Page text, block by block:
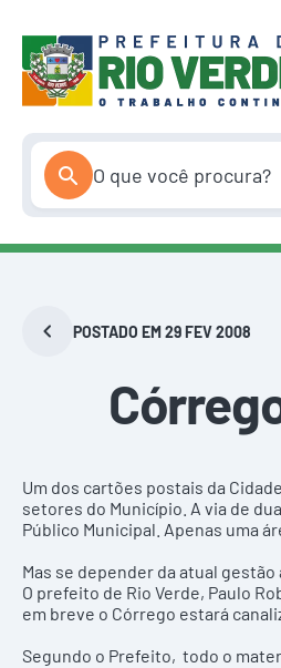
para
conteúdo
POSTADO EM 29 FEV 2008
Um dos cartões postais da
setores do Município. A via de
Público Municipal. Apenas uma
Mas se depender da atual
O prefeito de Rio Verde, Paulo
em breve o Córrego estará
Segundo o Prefeito, todo o